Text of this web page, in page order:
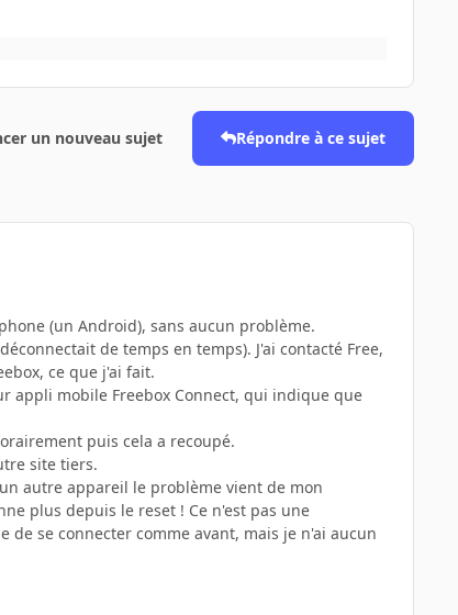
un nouveau sujet Répondre à ce sujet
(un Android), sans aucun problème.
de temps en temps). J'ai contacté Free,
ce que j'ai fait.
appli mobile Freebox Connect, qui indique que
puis cela a recoupé.
site tiers.
autre appareil le problème vient de mon
plus depuis le reset ! Ce n'est pas une
se connecter comme avant, mais je n'ai aucun